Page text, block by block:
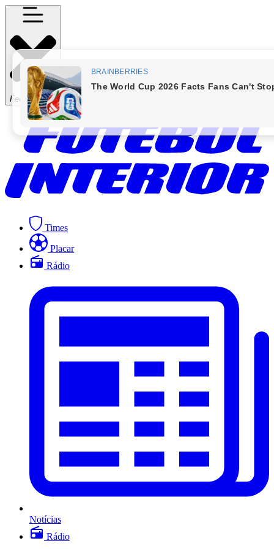
Fechar Menu
Times
Placar
Rádio
Notícias
Rádio